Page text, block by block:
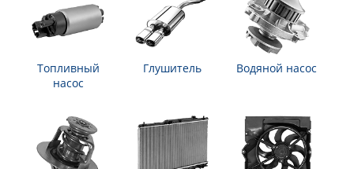
Топливный
насос
Глушитель Водяной насос